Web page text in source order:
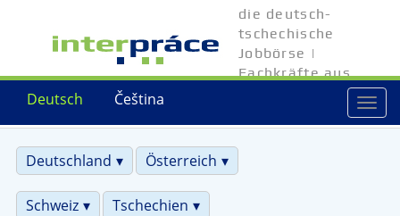
Čeština
Deutsch
die deutsch-
tschechische
Jobbörse |
Fachkräfte aus
Tschechien
Deutschland
Österreich
Schweiz Tschechien